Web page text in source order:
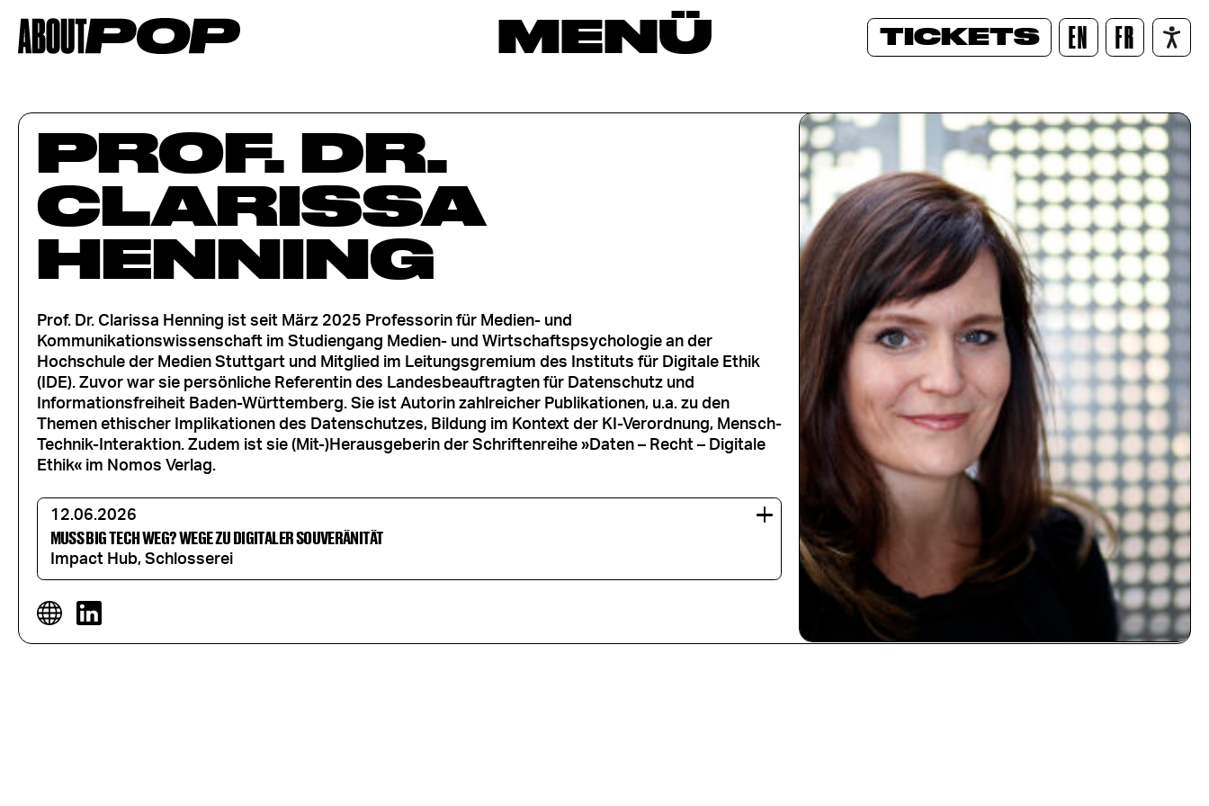
MENÜ TICKETS EN FR
PROF. DR.
CLARISSA
HENNING
Prof. Dr. Clarissa Henning ist seit März 2025 Professorin für Medien- und
Kommunikationswissenschaft im Studiengang Medien- und Wirtschaftspsychologie an der
Hochschule der Medien Stuttgart und Mitglied im Leitungsgremium des Instituts für Digitale Ethik
(IDE). Zuvor war sie persönliche Referentin des Landesbeauftragten für Datenschutz und
Informationsfreiheit Baden-Württemberg. Sie ist Autorin zahlreicher Publikationen, u.a. zu den
Themen ethischer Implikationen des Datenschutzes, Bildung im Kontext der KI-Verordnung, Mensch-
Technik-Interaktion. Zudem ist sie (Mit-)Herausgeberin der Schriftenreihe »Daten – Recht – Digitale
Ethik« im Nomos Verlag.
12.06.2026
MUSS BIG TECH WEG? WEGE ZU DIGITALER SOUVERÄNITÄT
Impact Hub, Schlosserei